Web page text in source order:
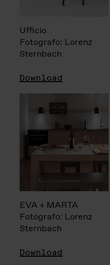
Ufficio
Fotografo: Lorenz
Sternbach
Download
EVA + MARTA
Fotografo: Lorenz
Sternbach
Download